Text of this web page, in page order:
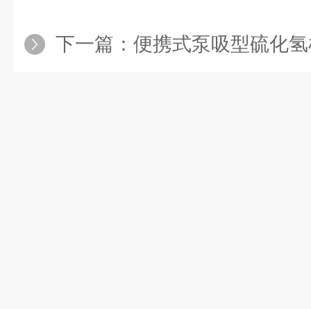
下一篇： 便携式泵吸型硫化